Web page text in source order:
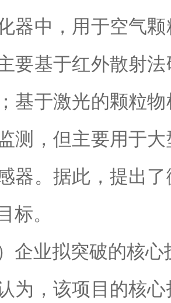
器中，用于空气
要基于红外散射
基于激光的颗粒
测，但主要用于
器。据此，提出
标。
业拟突破的核心
，该项目的核心